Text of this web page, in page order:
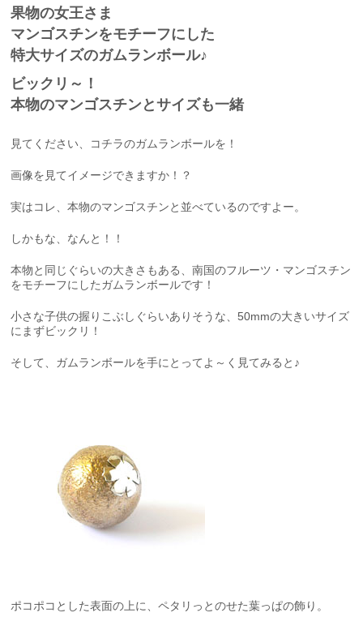
果物の女王さま
マンゴスチンをモチーフにした
特大サイズのガムランボール♪
ビックリ～！
本物のマンゴスチンとサイズも一緒
見てください、コチラのガムランボールを！
画像を見てイメージできますか！？
実はコレ、本物のマンゴスチンと並べているのですよー。
しかもな、なんと！！
本物と同じぐらいの大きさもある、南国のフルーツ・マンゴスチン
をモチーフにしたガムランボールです！
小さな子供の握りこぶしぐらいありそうな、50mmの大きいサイズ
にまずビックリ！
そして、ガムランボールを手にとってよ～く見てみると♪
ポコポコとした表面の上に、ペタリっとのせた葉っぱの飾り。